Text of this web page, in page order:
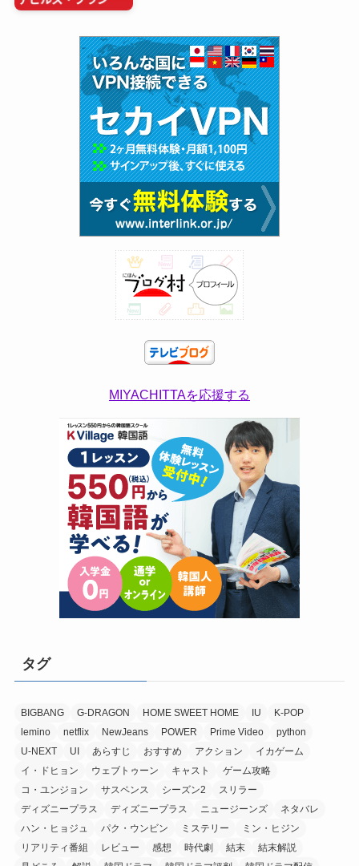
MIYACHITTAを応援する
タグ
BIGBANG G-DRAGON HOME SWEET HOME IU
K-POP
lemino
netflix NewJeans POWER Prime Video
python
U-NEXT
UI あらすじ おすすめ アクション
イカゲーム
イ・ドヒョン
ウェブトゥーン キャスト
ゲーム攻略
コ・ユンジョン
サスペンス シーズン2
スリラー
ディズニープラス
ディズニープラス ニュージーンズ
ネタバレ
ハン・ヒョジュ
パク・ウンビン ミステリー
ミン・ヒジン
リアリティ番組
レビュー 感想 時代劇 結末
結末解説